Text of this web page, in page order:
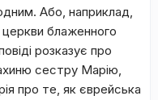
Або, наприклад,
блаженного
розказує про
сестру Марію,
про те, як єврейська